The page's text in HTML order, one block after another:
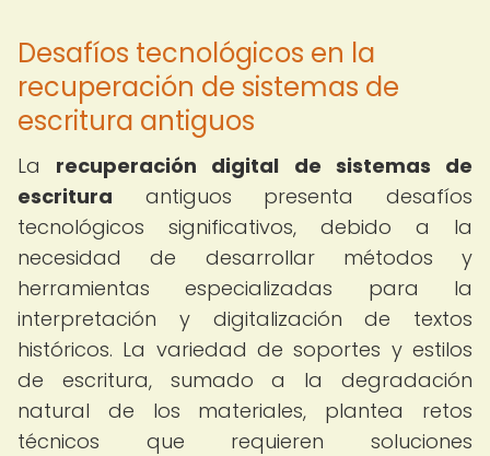
Desafíos tecnológicos en la
recuperación de sistemas de
escritura antiguos
La recuperación digital de sistemas de
escritura antiguos presenta desafíos
tecnológicos significativos, debido a la
necesidad de desarrollar métodos y
herramientas especializadas para la
interpretación y digitalización de textos
históricos. La variedad de soportes y estilos
de escritura, sumado a la degradación
natural de los materiales, plantea retos
técnicos que requieren soluciones